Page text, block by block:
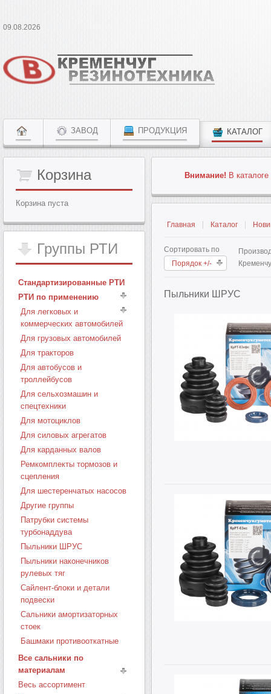
09.08.2026
ЗАВОД ПРОДУКЦИЯ КАТАЛОГ
Внимание! В
Главная Каталог
Сортировать по
Порядок +/-
Пыльники ШРУС
Корзина
Корзина пуста
Группы РТИ
Стандартизированные РТИ
РТИ по применению
Для легковых и
коммерческих автомобилей
Для грузовых автомобилей
Для тракторов
Для автобусов и
троллейбусов
Для сельхозмашин и
спецтехники
Для мотоциклов
Для силовых агрегатов
Для карданных валов
Ремкомплекты тормозов и
сцепления
Для шестеренчатых насосов
Другие группы
Патрубки системы
турбонаддува
Пыльники ШРУС
Пыльники наконечников
рулевых тяг
Сайлент-блоки и детали
подвески
Сальники амортизаторных
стоек
Башмаки противооткатные
Все сальники по
материалам
Весь ассортимент